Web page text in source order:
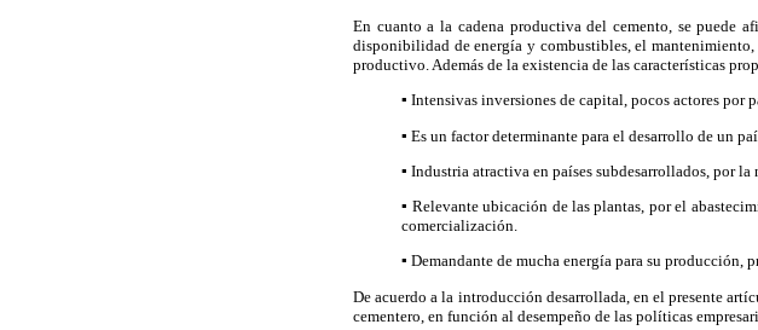
En cuanto a la cadena productiva del cemento, se puede
disponibilidad de energía y combustibles, el
productivo. Además de la existencia de las características
▪ Intensivas inversiones de capital, pocos actores por
▪ Es un factor determinante para el desarrollo de un
▪ Industria atractiva en países subdesarrollados, por
▪ Relevante ubicación de las plantas, por el
comercialización.
▪ Demandante de mucha energía para su producción,
De acuerdo a la introducción desarrollada, en el presente
cementero, en función al desempeño de las políticas